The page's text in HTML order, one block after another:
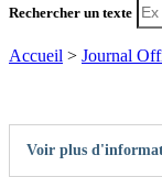
Rechercher un texte
Accueil > Journal
Voir plus